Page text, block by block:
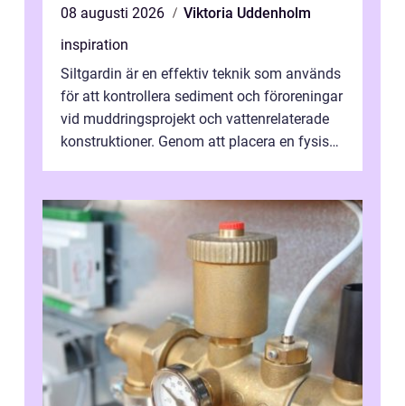
08 augusti 2026
Viktoria Uddenholm
inspiration
Siltgardin är en effektiv teknik som används
för att kontrollera sediment och föroreningar
vid muddringsprojekt och vattenrelaterade
konstruktioner. Genom att placera en fysisk